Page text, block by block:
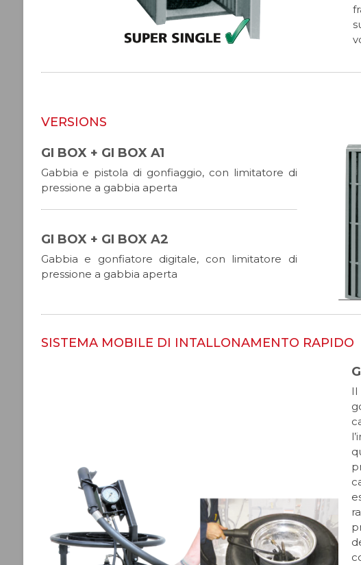
VERSIONS
GI BOX + GI BOX A1
Gabbia e pistola di gonfiaggio, con limitatore di
pressione a gabbia aperta
GI BOX + GI BOX A2
Gabbia e gonfiatore digitale, con limitatore di
pressione a gabbia aperta
SISTEMA MOBILE DI INTALLONAMENTO RAPIDO
Il